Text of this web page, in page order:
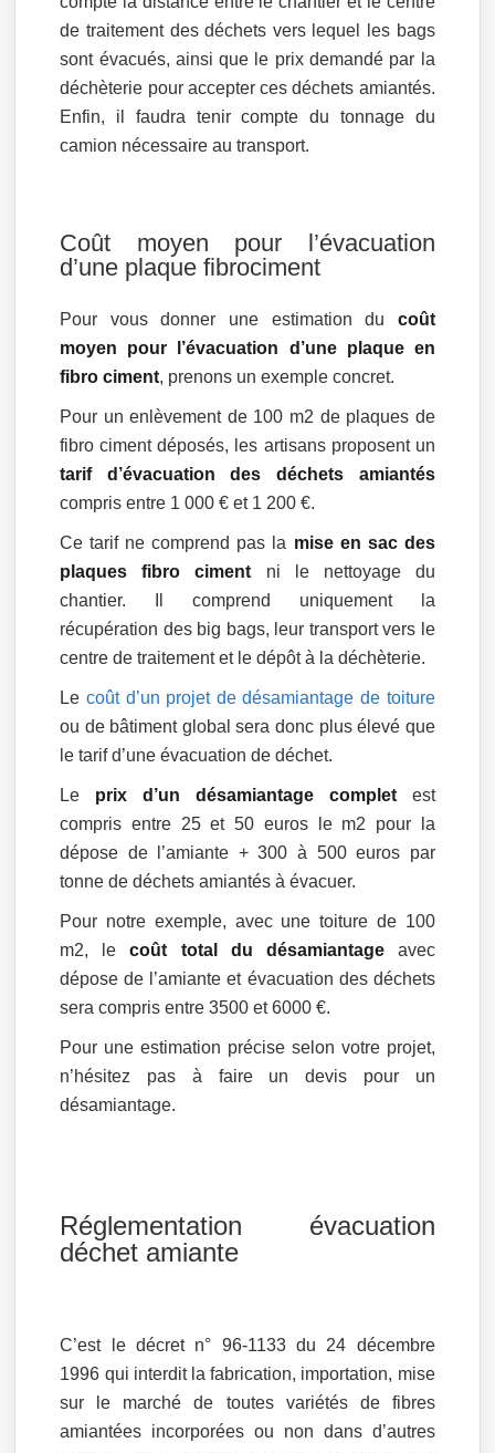
de traitement des déchets vers lequel les bags
sont évacués, ainsi que le prix demandé par la
déchèterie pour accepter ces déchets amiantés.
Enfin, il faudra tenir compte du tonnage du
camion nécessaire au transport.
Coût moyen pour l’évacuation
d’une plaque fibrociment
Pour vous donner une estimation du coût
moyen pour l’évacuation d’une plaque en
fibro ciment, prenons un exemple concret.
Pour un enlèvement de 100 m2 de plaques de
fibro ciment déposés, les artisans proposent un
tarif d’évacuation des déchets amiantés
compris entre 1 000 € et 1 200 €.
Ce tarif ne comprend pas la mise en sac des
plaques fibro ciment ni le nettoyage du
chantier. Il comprend uniquement la
récupération des big bags, leur transport vers le
centre de traitement et le dépôt à la déchèterie.
Lecoût d’un projet de désamiantage de toiture
ou de bâtiment global sera donc plus élevé que
le tarif d’une évacuation de déchet.
Le prix d’un désamiantage completest
compris entre 25 et 50 euros le m2 pour la
dépose de l’amiante + 300 à 500 euros par
tonne de déchets amiantés à évacuer.
Pour notre exemple, avec une toiture de 100
m2, lecoût total du désamiantageavec
dépose de l’amiante et évacuation des déchets
sera compris entre 3500 et 6000 €.
Pour une estimation précise selon votre projet,
n’hésitez pas à faire un devis pour un
désamiantage.
Réglementation évacuation
déchet amiante
C’est le décret n° 96-1133 du 24 décembre
1996 qui interdit la fabrication, importation, mise
sur le marché de toutes variétés de fibres
amiantées incorporées ou non dans d’autres